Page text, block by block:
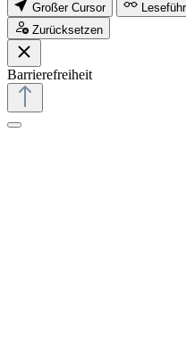
Großer Cursor
Zurücksetzen
Barrierefreiheit